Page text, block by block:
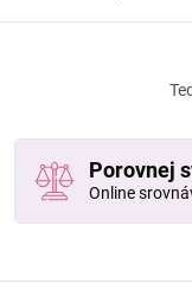
Porovnej
Online